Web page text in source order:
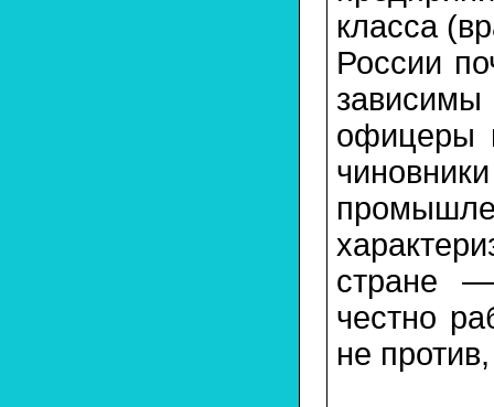
класса
России
зависимы
офицеры
стране
честно
не